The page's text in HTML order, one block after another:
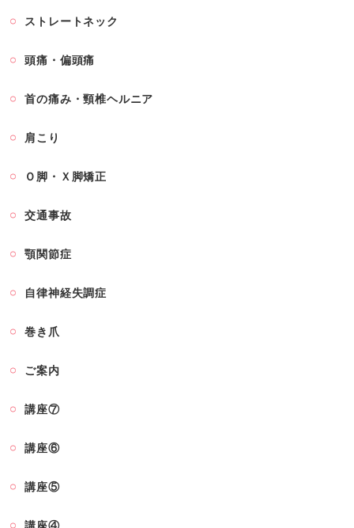
ストレートネック
頭痛・偏頭痛
首の痛み・頸椎ヘルニア
肩こり
Ｏ脚・Ｘ脚矯正
交通事故
顎関節症
自律神経失調症
巻き爪
ご案内
講座⑦
講座⑥
講座⑤
講座④